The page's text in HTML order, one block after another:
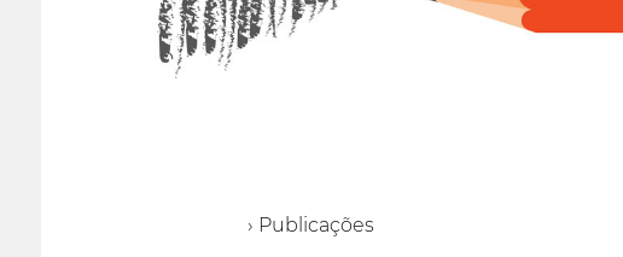
› Publicações